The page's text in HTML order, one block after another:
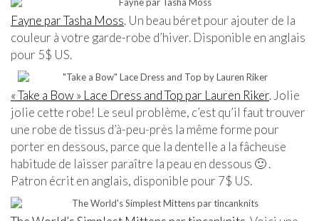
Fayne par Tasha Moss. Un beau béret pour ajouter de la
couleur à votre garde-robe d’hiver. Disponible en anglais
pour 5$ US.
« Take a Bow » Lace Dress and Top par Lauren Riker. Jolie
jolie cette robe! Le seul problème, c’est qu’il faut trouver
une robe de tissus d’à-peu-près la même forme pour
porter en dessous, parce que la dentelle a la fâcheuse
habitude de laisser paraître la peau en dessous 🙂 .
Patron écrit en anglais, disponible pour 7$ US.